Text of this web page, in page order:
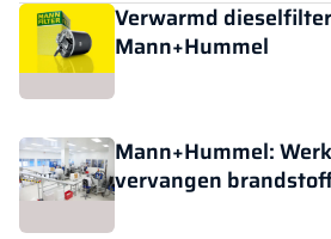
Verwarmd
Mann+Hummel
Mann+Hummel:
vervangen